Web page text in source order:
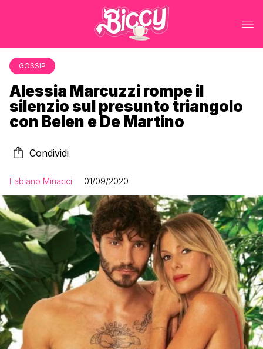
GOSSIP
Alessia Marcuzzi rompe il
silenzio sul presunto triangolo
con Belen e De Martino
Condividi
Fabiano Minacci 01/09/2020